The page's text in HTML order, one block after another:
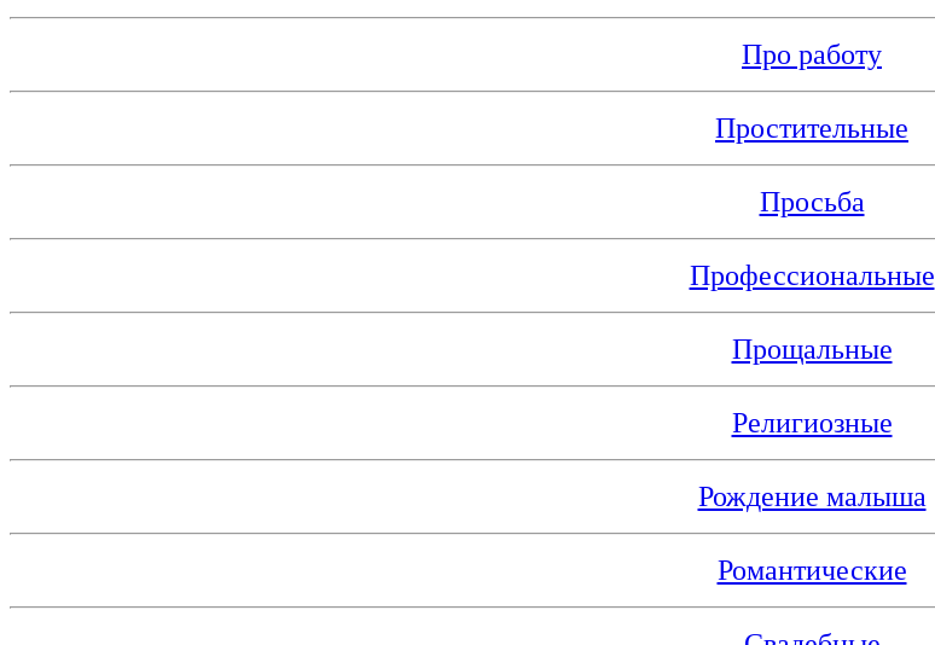
Про работу
Простительные
Просьба
Профессиональные
Прощальные
Религиозные
Рождение малыша
Романтические